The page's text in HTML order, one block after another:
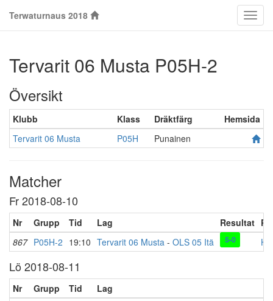
Terwaturnaus 2018
Tervarit 06 Musta P05H-2
Översikt
Klubb Klass Dräktfärg
Hemsida
Tervarit 06 Musta
P05H Punainen
Matcher
Fr 2018-08-10
Nr Grupp Tid Lag Resultat
867 P05H-2 19:10 Tervarit 06 Musta - OLS 05 Itä 5-0
Lö 2018-08-11
Nr Grupp Tid Lag